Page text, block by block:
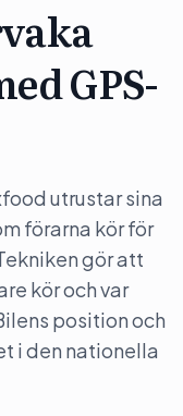
GPS-
utrustar sina
förarna kör för
gör att
kör och var
position och
i den nationella